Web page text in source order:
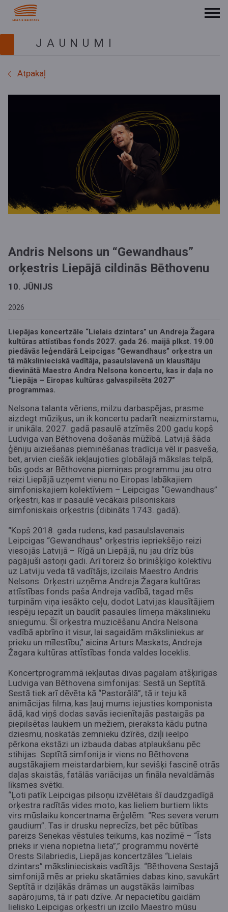
JAUNUMI
Atpakaļ
Andris Nelsons un “Gewandhaus”
orķestris Liepājā cildinās Bēthovenu
10. JŪNIJS
2026
Liepājas koncertzāle “Lielais dzintars” un Andreja Žagara
kultūras attīstības fonds 2027. gada 26. maijā plkst. 19.00
piedāvās leģendārā Leipcigas “Gewandhaus” orķestra un
tā mākslinieciskā vadītāja, pasaulslavenā un klausītāju
dievinātā Maestro Andra Nelsona koncertu, kas ir daļa no
“Liepāja – Eiropas kultūras galvaspilsēta 2027”
programmas.
Nelsona talanta vēriens, milzu darbaspējas, prasme
aizdegt mūziķus, un ik koncertu padarīt neaizmirstamu,
ir unikāla. 2027. gadā pasaulē atzīmēs 200 gadu kopš
Ludviga van Bēthovena došanās mūžībā. Latvijā šāda
ģēniju aiziešanas pieminēšanas tradīcija vēl ir pasveša,
bet, arvien ciešāk iekļaujoties globālajā mākslas telpā,
būs gods ar Bēthovena piemiņas programmu jau otro
reizi Liepājā uzņemt vienu no Eiropas labākajiem
simfoniskajiem kolektīviem – Leipcigas “Gewandhaus”
orķestri, kas ir pasaulē vecākais pilsoniskais
simfoniskais orķestris (dibināts 1743. gadā).
“Kopš 2018. gada rudens, kad pasaulslavenais
Leipcigas “Gewandhaus” orķestris iepriekšējo reizi
viesojās Latvijā – Rīgā un Liepājā, nu jau drīz būs
pagājuši astoņi gadi. Arī toreiz šo brīnišķīgo kolektīvu
uz Latviju veda tā vadītājs, izcilais Maestro Andris
Nelsons. Orķestri uzņēma Andreja Žagara kultūras
attīstības fonds paša Andreja vadībā, tagad mēs
turpinām viņa iesākto ceļu, dodot Latvijas klausītājiem
iespēju iepazīt un baudīt pasaules līmeņa mākslinieku
sniegumu. Šī orķestra muzicēšanu Andra Nelsona
vadībā apbrīno it visur, lai sagaidām māksliniekus ar
prieku un mīlestību,” aicina Arturs Maskats, Andreja
Žagara kultūras attīstības fonda valdes loceklis.
Koncertprogrammā iekļautas divas pagalam atšķirīgas
Ludviga van Bēthovena simfonijas: Sestā un Septītā.
Sestā tiek arī dēvēta kā “Pastorālā”, tā ir teju kā
animācijas filma, kas ļauj mums iejusties komponista
ādā, kad viņš dodas savās iecienītajās pastaigās pa
piepilsētas laukiem un mežiem, pieraksta kādu putna
dziesmu, noskatās zemnieku dzīrēs, dziļi ieelpo
pērkona ekstāzi un izbauda dabas atplaukšanu pēc
stihijas. Septītā simfonija ir viens no Bēthovena
augstākajiem meistardarbiem, kur sevišķi fascinē otrās
daļas skaistās, fatālās variācijas un fināla nevaldāmās
līksmes svētki.
“Ļoti patīk Leipcigas pilsoņu izvēlētais šī daudzgadīgā
orķestra radītās vides moto, kas lieliem burtiem likts
virs mūslaiku koncertnama ērģelēm: “Res severa verum
gaudium”. Tas ir drusku neprecīzs, bet pēc būtības
pareizs Senekas vēstules teikums, kas nozīmē – “Īsts
prieks ir viena nopietna lieta”,” programmu novērtē
Orests Silabriedis, Liepājas koncertzāles “Lielais
dzintars” mākslinieciskais vadītājs. “Bēthovena Sestajā
simfonijā mēs ar prieku skatāmies dabas kino, savukārt
Septītā ir dziļākās drāmas un augstākās laimības
sapārojums, tā ir pati dzīve. Ar nepacietību gaidām
lielisko Leipcigas orķestri un izcilo Maestro mūsu